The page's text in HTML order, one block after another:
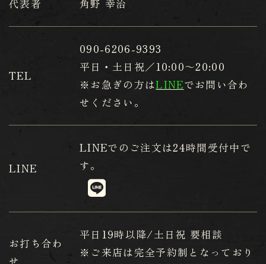
代表者 角野 幸治
TEL
090-6206-9393
平日・土日祝／10:00～20:00
※お急ぎの方はLINEでお問い合わ
せください。
LINE
LINEでのご注文は24時間受付中で
す。
お打ち合わ
せ
平日19時以降/土日祝 要相談
※ご来店は完全予約制となっており